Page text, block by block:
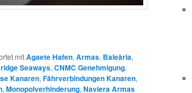
mitAgaete Hafen, Armas, Baleària,
Seaways, CNMC Genehmigung,
Kanaren, Fährverbindungen Kanaren,
, Monopolverhinderung, Naviera Armas